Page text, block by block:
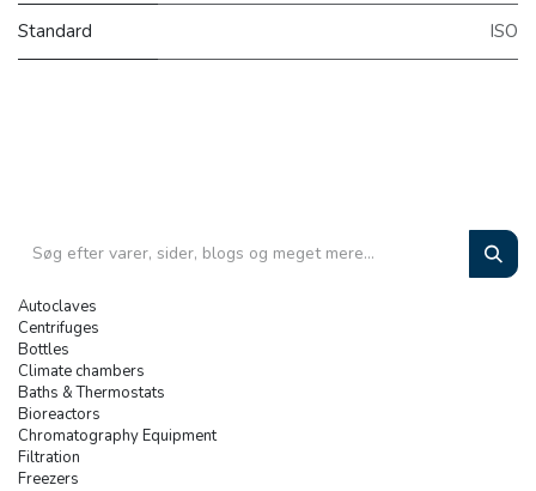
Standard ISO
Autoclaves
Centrifuges
Bottles
Climate chambers
Baths & Thermostats
Bioreactors
Chromatography Equipment
Filtration
Freezers